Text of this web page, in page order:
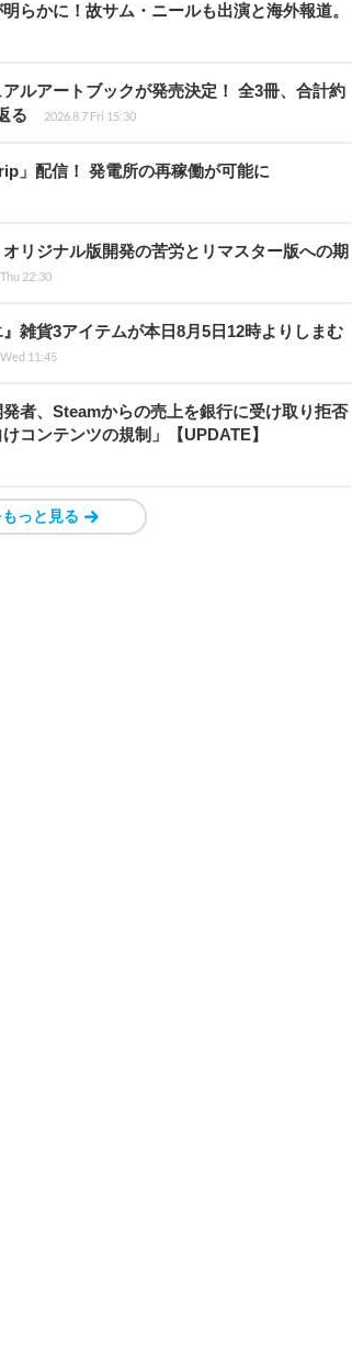
らかに！故サム・ニールも出演と海外報道。
ルアートブックが発売決定！ 全3冊、合計約
る
2026.8.7 Fri 15:30
」配信！ 発電所の再稼働が可能に
リジナル版開発の苦労とリマスター版への期
22:30
雑貨3アイテムが本日8月5日12時よりしまむ
11:45
者、Steamからの売上を銀行に受け取り拒否
コンテンツの規制」【UPDATE】
っと見る